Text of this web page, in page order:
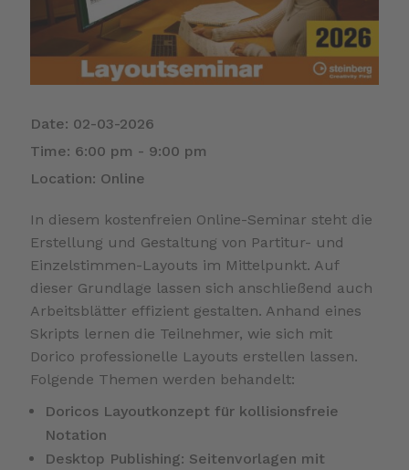
Date: 02-03-2026
Time: 6:00 pm - 9:00 pm
Location: Online
In diesem kostenfreien Online-Seminar steht die
Erstellung und Gestaltung von Partitur- und
Einzelstimmen-Layouts im Mittelpunkt. Auf
dieser Grundlage lassen sich anschließend auch
Arbeitsblätter effizient gestalten. Anhand eines
Skripts lernen die Teilnehmer, wie sich mit
Dorico professionelle Layouts erstellen lassen.
Folgende Themen werden behandelt:
Doricos Layoutkonzept für kollisionsfreie
Notation
Desktop Publishing: Seitenvorlagen mit